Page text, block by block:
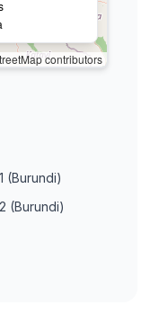
contributors
(Burundi)
(Burundi)